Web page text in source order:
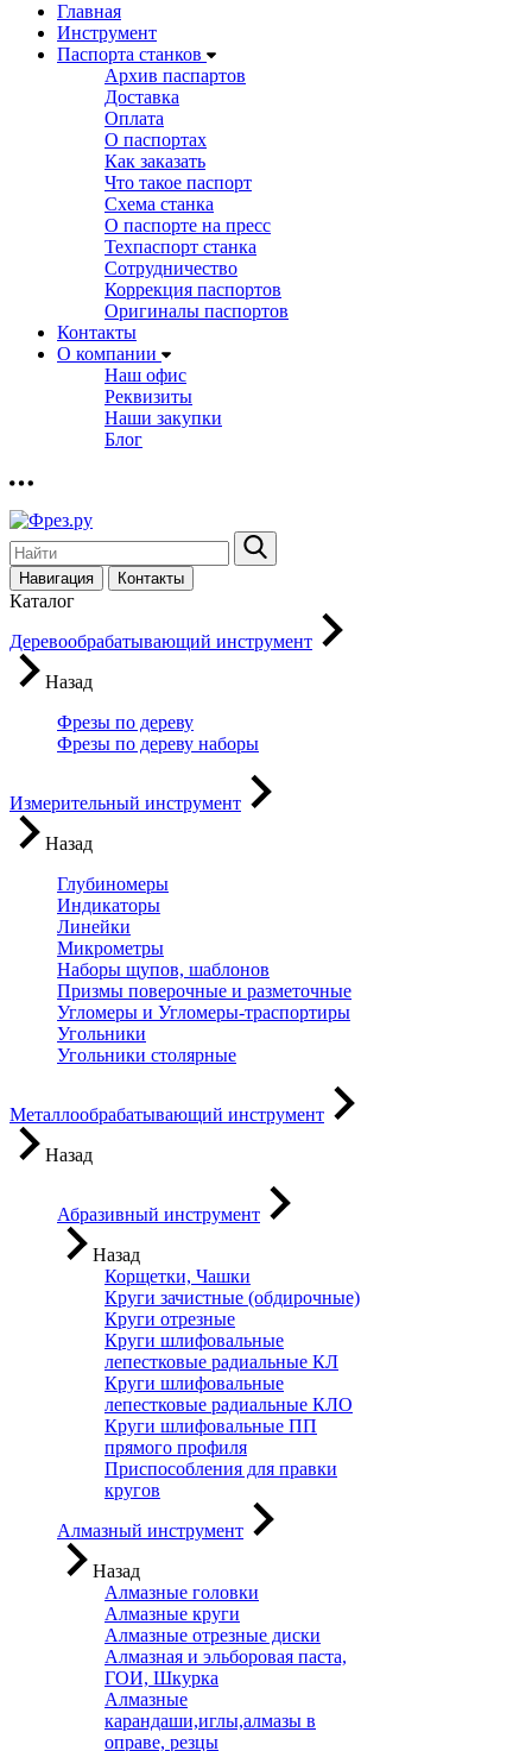
Главная
Инструмент
Паспорта станков
Архив паспартов
Доставка
Оплата
О паспортах
Как заказать
Что такое паспорт
Схема станка
О паспорте на пресс
Техпаспорт станка
Сотрудничество
Коррекция паспортов
Оригиналы паспортов
Контакты
О компании
Наш офис
Реквизиты
Наши закупки
Блог
Навигация Контакты
Каталог
Деревообрабатывающий инструмент
Назад
Фрезы по дереву
Фрезы по дереву наборы
Измерительный инструмент
Назад
Глубиномеры
Индикаторы
Линейки
Микрометры
Наборы щупов, шаблонов
Призмы поверочные и разметочные
Угломеры и Угломеры-траспортиры
Угольники
Угольники столярные
Металлообрабатывающий инструмент
Назад
Абразивный инструмент
Назад
Корщетки, Чашки
Круги зачистные (обдирочные)
Круги отрезные
Круги шлифовальные
лепестковые радиальные КЛ
Круги шлифовальные
лепестковые радиальные КЛО
Круги шлифовальные ПП
прямого профиля
Приспособления для правки
кругов
Алмазный инструмент
Назад
Алмазные головки
Алмазные круги
Алмазные отрезные диски
Алмазная и эльборовая паста,
ГОИ, Шкурка
Алмазные
карандаши,иглы,алмазы в
оправе, резцы